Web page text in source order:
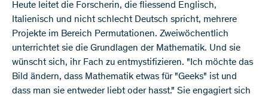
Heute leitet die Forscherin, die fliessend Englisch,
Italienisch und nicht schlecht Deutsch spricht, mehrere
Projekte im Bereich Permutationen. Zweiwöchentlich
unterrichtet sie die Grundlagen der Mathematik. Und sie
wünscht sich, ihr Fach zu entmystifizieren. "Ich möchte das
Bild ändern, dass Mathematik etwas für "Geeks" ist und
dass man sie entweder liebt oder hasst." Sie engagiert sich